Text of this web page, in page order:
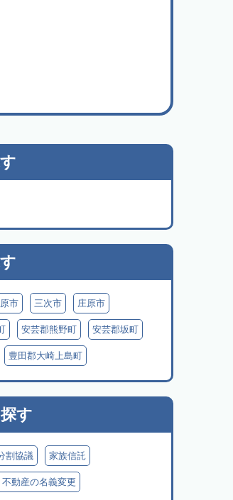
市 三次市 庄原市
安芸郡熊野町 安芸郡坂町
豊田郡大崎上島町
す
割協議 家族信託
動産の名義変更